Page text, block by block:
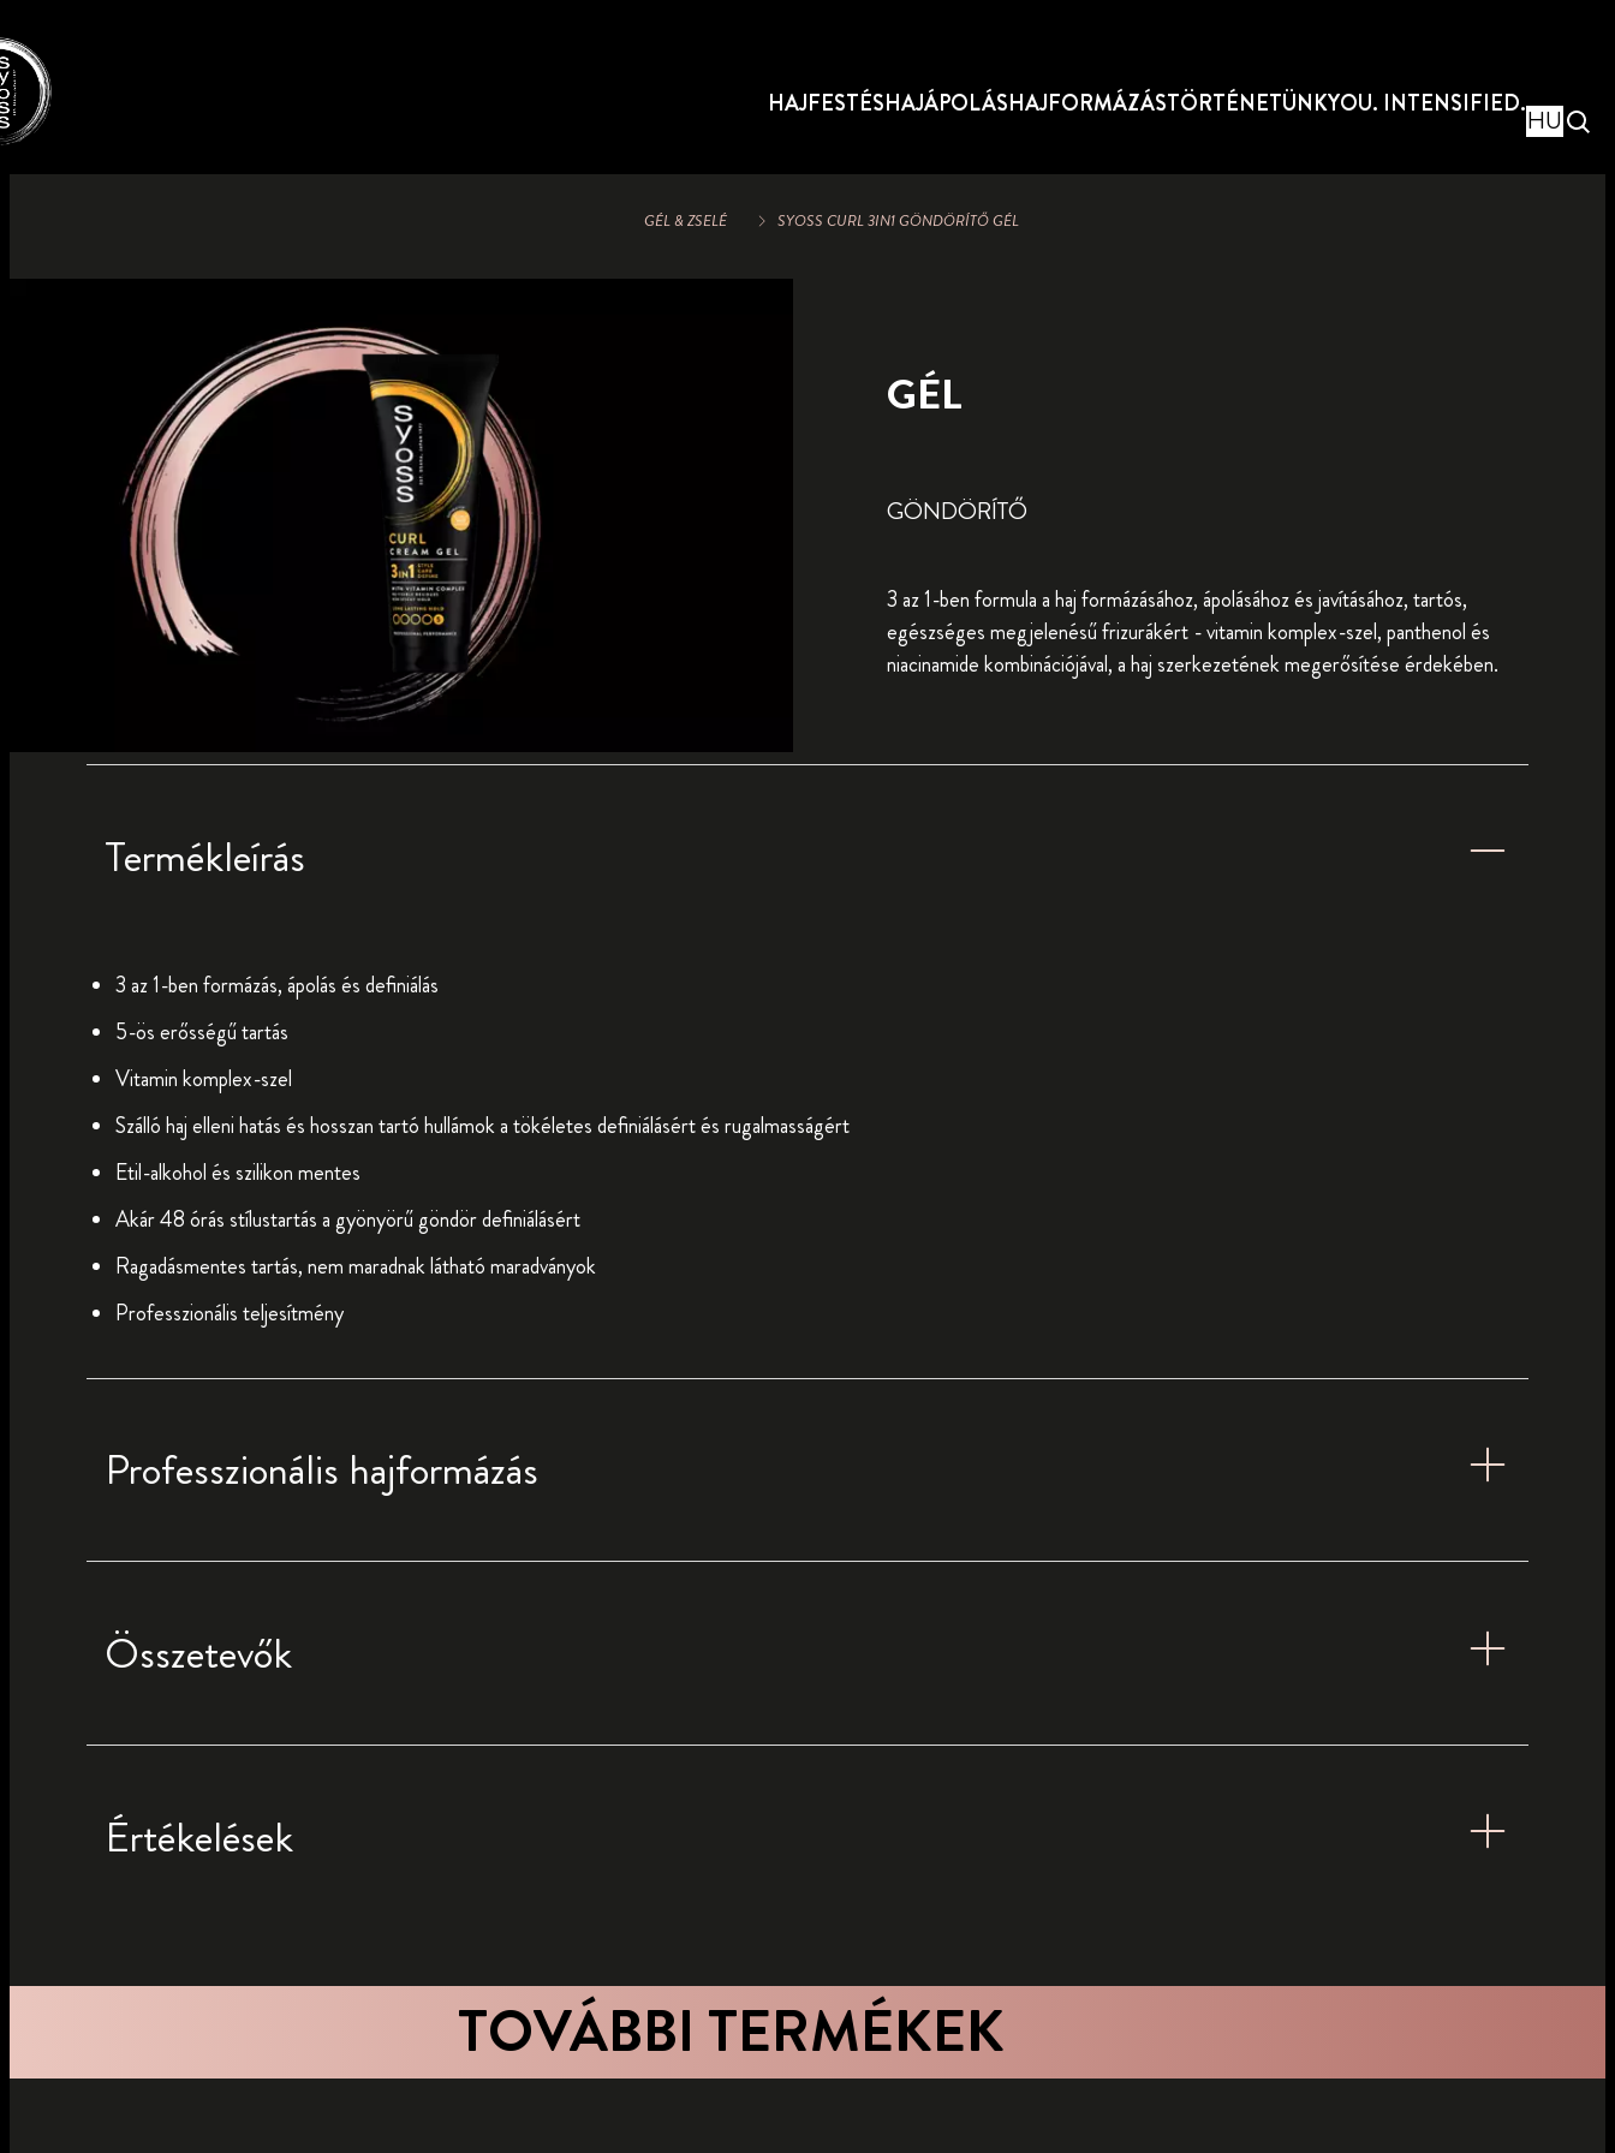
HAJFESTÉSHAJÁPOLÁSHAJFORMÁZÁSTÖRTÉNETÜNKYOU. INTENSIFIED.
HU
GÉL & ZSELÉ SYOSS CURL 3IN1 GÖNDÖRÍTŐ GÉL
GÉL
GÖNDÖRÍTŐ
3 az 1-ben formula a haj formázásához, ápolásához és javításához, tartós,
egészséges megjelenésű frizurákért - vitamin komplex-szel, panthenol és
niacinamide kombinációjával, a haj szerkezetének megerősítése érdekében.
Termékleírás
3 az 1-ben formázás, ápolás és definiálás
5-ös erősségű tartás
Vitamin komplex-szel
Szálló haj elleni hatás és hosszan tartó hullámok a tökéletes definiálásért és rugalmasságért
Etil-alkohol és szilikon mentes
Akár 48 órás stílustartás a gyönyörű göndör definiálásért
Ragadásmentes tartás, nem maradnak látható maradványok
Professzionális teljesítmény
Professzionális hajformázás
Összetevők
Értékelések
TOVÁBBI TERMÉKEK